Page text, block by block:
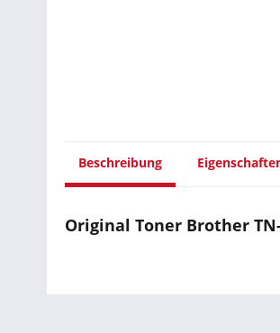
Beschreibung
Original Toner Brother TN-